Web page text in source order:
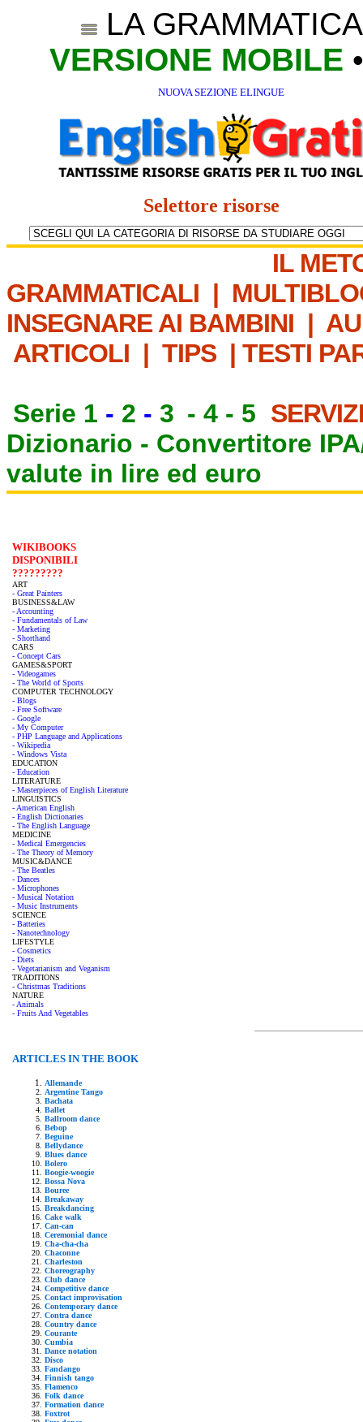
LA
VERSIONE MOBILE
NUOVA SEZIONE ELINGUE
Selettore risorse
IL
GRAMMATICALI |
INSEGNARE AI BAMBINI |
ARTICOLI | TIPS | TESTI
Serie 1 - 2 - 3 - 4 - 5
Dizionario - Convertitore
valute in lire ed euro
WIKIBOOKS
DISPONIBILI
?????????
ART
- Great Painters
BUSINESS&LAW
- Accounting
- Fundamentals of Law
- Marketing
- Shorthand
CARS
- Concept Cars
GAMES&SPORT
- Videogames
- The World of Sports
COMPUTER TECHNOLOGY
- Blogs
- Free Software
- Google
- My Computer
- PHP Language and Applications
- Wikipedia
- Windows Vista
EDUCATION
- Education
LITERATURE
- Masterpieces of English Literature
LINGUISTICS
- American English
- English Dictionaries
- The English Language
MEDICINE
- Medical Emergencies
- The Theory of Memory
MUSIC&DANCE
- The Beatles
- Dances
- Microphones
- Musical Notation
- Music Instruments
SCIENCE
- Batteries
- Nanotechnology
LIFESTYLE
- Cosmetics
- Diets
- Vegetarianism and Veganism
TRADITIONS
- Christmas Traditions
NATURE
- Animals
- Fruits And Vegetables
ARTICLES IN THE BOOK
Allemande
Argentine Tango
Bachata
Ballet
Ballroom dance
Bebop
Beguine
Bellydance
Blues dance
Bolero
Boogie-woogie
Bossa Nova
Bouree
Breakaway
Breakdancing
Cake walk
Can-can
Ceremonial dance
Cha-cha-cha
Chaconne
Charleston
Choreography
Club dance
Competitive dance
Contact improvisation
Contemporary dance
Contra dance
Country dance
Courante
Cumbia
Dance notation
Disco
Fandango
Finnish tango
Flamenco
Folk dance
Formation dance
Foxtrot